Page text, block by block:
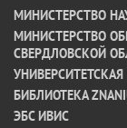
МИНИСТЕРСТВО
МИНИСТЕРСТВО
СВЕРДЛОВСКОЙ
БИБЛИОТЕКА
ЭБС ИВИС